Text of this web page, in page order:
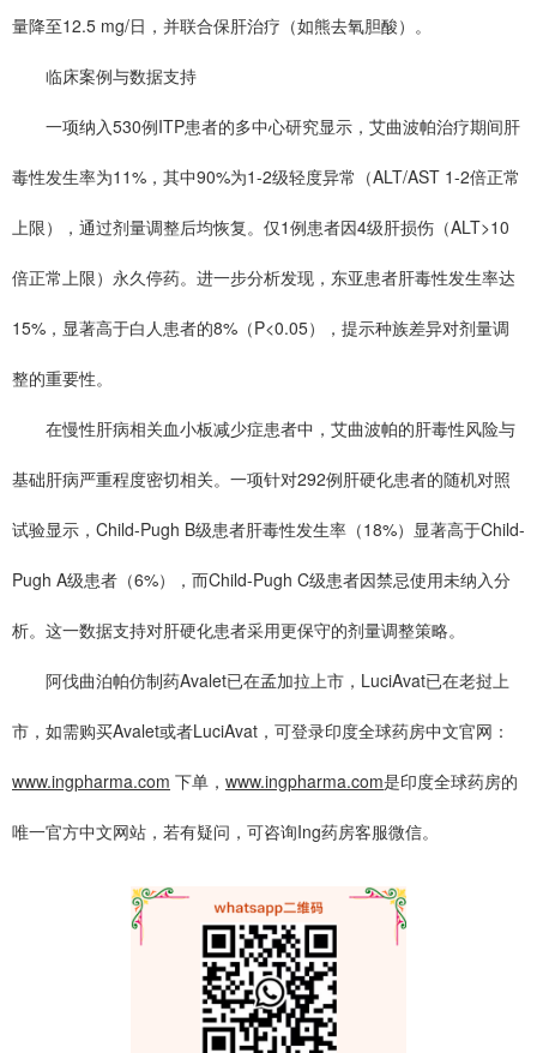
量降至12.5 mg/日，并联合保肝治疗（如熊去氧胆酸）。
临床案例与数据支持
一项纳入530例ITP患者的多中心研究显示，艾曲波帕治疗期间肝
毒性发生率为11%，其中90%为1-2级轻度异常（ALT/AST 1-2倍正常
上限），通过剂量调整后均恢复。仅1例患者因4级肝损伤（ALT>10
倍正常上限）永久停药。进一步分析发现，东亚患者肝毒性发生率达
15%，显著高于白人患者的8%（P<0.05），提示种族差异对剂量调
整的重要性。
在慢性肝病相关血小板减少症患者中，艾曲波帕的肝毒性风险与
基础肝病严重程度密切相关。一项针对292例肝硬化患者的随机对照
试验显示，Child-Pugh B级患者肝毒性发生率（18%）显著高于Child-
Pugh A级患者（6%），而Child-Pugh C级患者因禁忌使用未纳入分
析。这一数据支持对肝硬化患者采用更保守的剂量调整策略。
阿伐曲泊帕仿制药Avalet已在孟加拉上市，LuciAvat已在老挝上
市，如需购买Avalet或者LuciAvat，可登录印度全球药房中文官网：
www.ingpharma.com 下单， www.ingpharma.com是印度全球药房的
唯一官方中文网站，若有疑问，可咨询Ing药房客服微信。